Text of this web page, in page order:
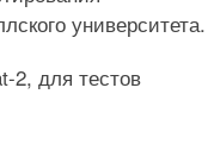
университета.
2, для тестов